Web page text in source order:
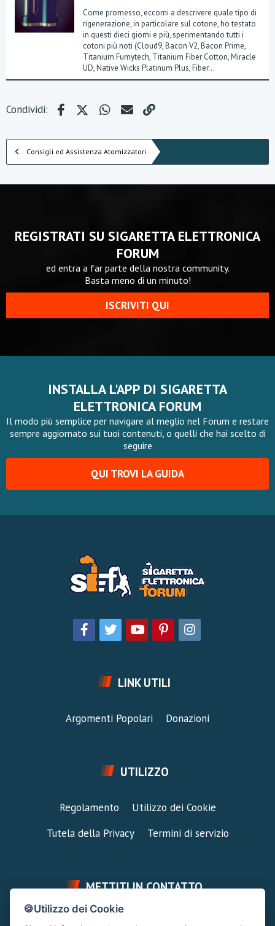
Come promesso, eccomi a descrivere quale tipo di
rigenerazione, in particolare sul cotone, ho testato
in questi dieci giorni e più, sperimentando tutti i
cotoni più noti (Cloud9, Bacon V2, Bacon Prime,
Titanium Fumytech, Titanium Fiber Cotton, Miracle
UD, Native Wicks Platinum Plus, Fiber...
Condividi: FacebookX (Twitter)WhatsApp
e-mail
Consigli ed Assistenza Atomizzatori
REGISTRATI SU SIGARETTA ELETTRONICA
FORUM
ed entra a far parte della nostra community.
Basta meno di un minuto!
ISCRIVITI QUI
INSTALLA L'APP DI SIGARETTA
ELETTRONICA FORUM
Il modo più semplice per navigare al meglio nel Forum e restare
sempre aggiornato sui tuoi contenuti, o quelli che hai scelto di
seguire
QUI TROVI LA GUIDA
LINK UTILI
Argomenti Popolari Donazioni
UTILIZZO
Regolamento
Utilizzo dei Cookie
Tutela della Privacy
Termini di servizio
METTITI IN CONTATTO
FAI UNA DOMANDA
🍪Utilizzo dei Cookie